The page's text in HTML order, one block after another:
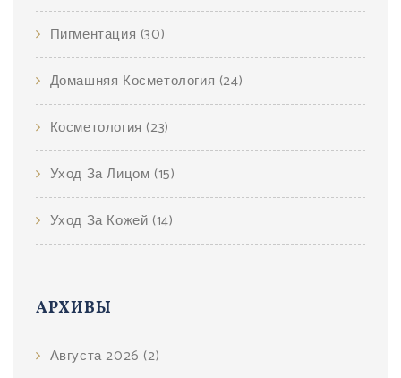
Пигментация (30)
Домашняя Косметология (24)
Косметология (23)
Уход За Лицом (15)
Уход За Кожей (14)
АРХИВЫ
Августа 2026 (2)